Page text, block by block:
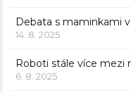
Debata s maminkami
14. 8. 2025
Roboti stále více mezi
6. 8. 2025